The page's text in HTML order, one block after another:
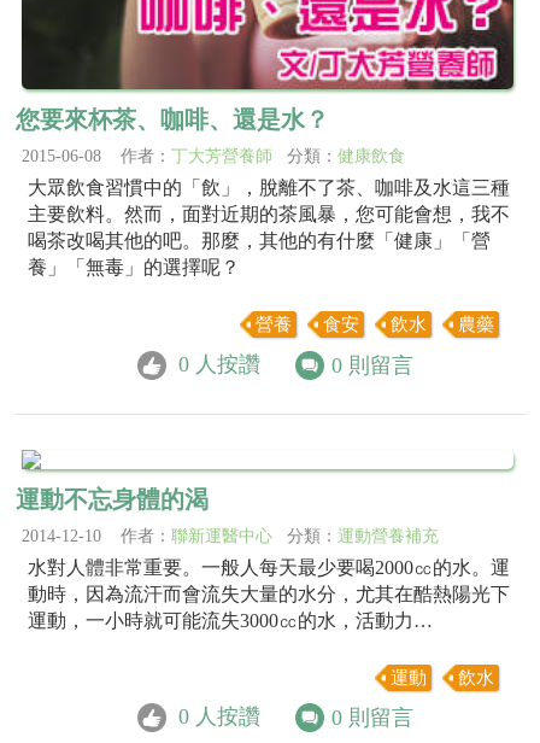
您要來杯茶、咖啡、還是水？
2015-06-08 作者： 丁大芳營養師 分類： 健康飲食
大眾飲食習慣中的「飲」，脫離不了茶、咖啡及水這三種
主要飲料。然而，面對近期的茶風暴，您可能會想，我不
喝茶改喝其他的吧。那麼，其他的有什麼「健康」「營
養」「無毒」的選擇呢？
營養 食安 飲水 農藥
0 人按讚 0 則留言
運動不忘身體的渴
2014-12-10 作者： 聯新運醫中心 分類： 運動營養補充
水對人體非常重要。一般人每天最少要喝2000㏄的水。運
動時，因為流汗而會流失大量的水分，尤其在酷熱陽光下
運動，一小時就可能流失3000㏄的水，活動力…
運動 飲水
0 人按讚 0 則留言